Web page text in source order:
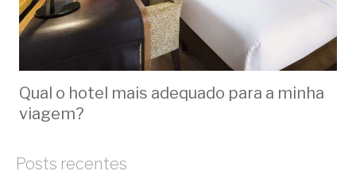
Qual o hotel mais adequado para a minha
viagem?
Posts recentes